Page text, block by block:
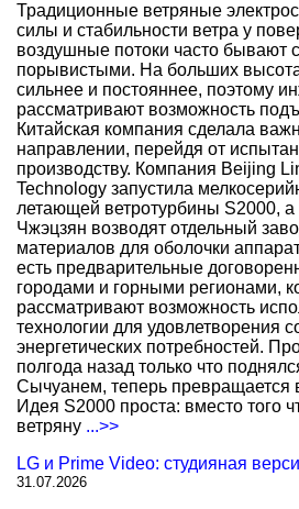
Традиционные ветряные
силы и стабильности ветра у
воздушные потоки часто бывают
порывистыми. На больших
сильнее и постояннее, поэтому
рассматривают возможность
Китайская компания сделала
направлении, перейдя от
производству. Компания Beijing
Technology запустила
летающей ветротурбины S2000, а
Чжэцзян возводят отдельный
материалов для оболочки
есть предварительные
городами и горными регионами,
рассматривают возможность
технологии для удовлетворения
энергетических потребностей.
полгода назад только что
Сычуанем, теперь превращается
Идея S2000 проста: вместо того
ветряну ...>>
LG и Prime Video: студияная
31.07.2026